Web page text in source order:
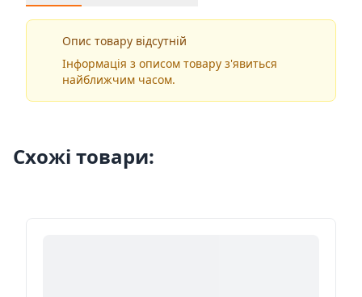
Опис товару відсутній
Інформація з описом товару з'явиться
найближчим часом.
Схожі товари: